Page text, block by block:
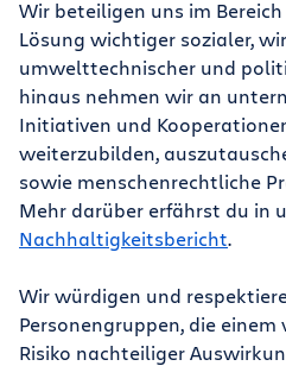
Wir beteiligen uns im Bereich
Lösung wichtiger sozialer,
umwelttechnischer und
hinaus nehmen wir an
Initiativen und
weiterzubilden,
sowie menschenrechtliche
Mehr darüber erfährst du in
Nachhaltigkeitsbericht.
Wir würdigen und
Personengruppen, die
Risiko nachteiliger